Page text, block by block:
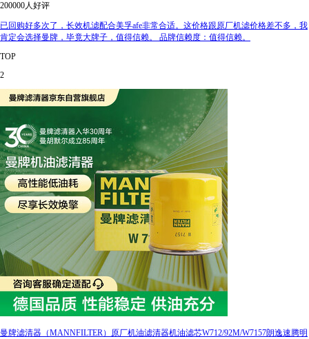
200000人好评
已回购好多次了，长效机滤配合美孚afe非常合适。这价格跟原厂机滤价格差不多，我
肯定会选择曼牌，毕竟大牌子，值得信赖。 品牌信赖度：值得信赖。
TOP
2
曼牌滤清器（MANNFILTER）原厂机油滤清器机油滤芯W712/92M/W7157朗逸速腾明